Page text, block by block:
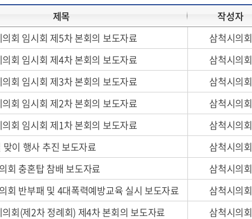
제목 작성자
회 임시회 제5차 본회의 보도자료 삼척시의회
회 임시회 제4차 본회의 보도자료 삼척시의회
회 임시회 제3차 본회의 보도자료 삼척시의회
회 임시회 제2차 본회의 보도자료 삼척시의회
회 임시회 제1차 본회의 보도자료 삼척시의회
이 행사 추진 보도자료 삼척시의회
회 충혼탑 참배 보도자료 삼척시의회
회 반부패 및 4대폭력예방교육 실시 보도자료 삼척시의회
회(제2차 정례회) 제4차 본회의 보도자료 삼척시의회